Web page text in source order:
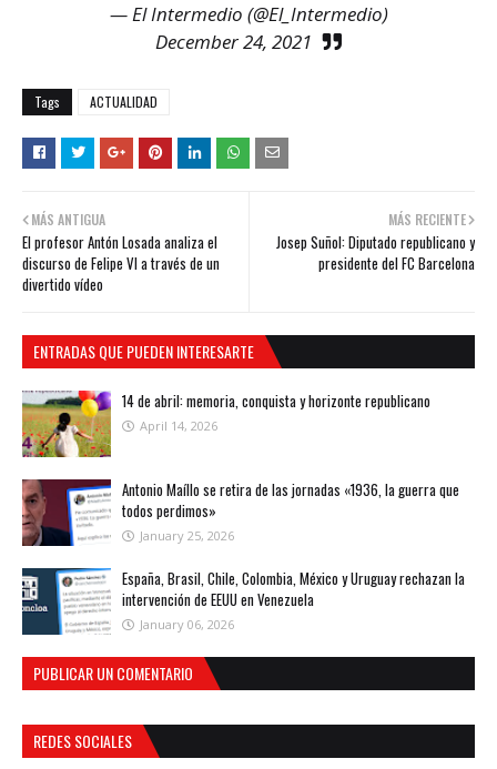
— El Intermedio (@El_Intermedio)
December 24, 2021
Tags ACTUALIDAD
MÁS RECIENTE
Josep Suñol: Diputado republicano y
presidente del FC Barcelona
MÁS ANTIGUA
El profesor Antón Losada analiza el
discurso de Felipe VI a través de un
divertido vídeo
ENTRADAS QUE PUEDEN INTERESARTE
14 de abril: memoria, conquista y horizonte republicano
April 14, 2026
Antonio Maíllo se retira de las jornadas «1936, la guerra que
todos perdimos»
January 25, 2026
España, Brasil, Chile, Colombia, México y Uruguay rechazan la
intervención de EEUU en Venezuela
January 06, 2026
PUBLICAR UN COMENTARIO
REDES SOCIALES